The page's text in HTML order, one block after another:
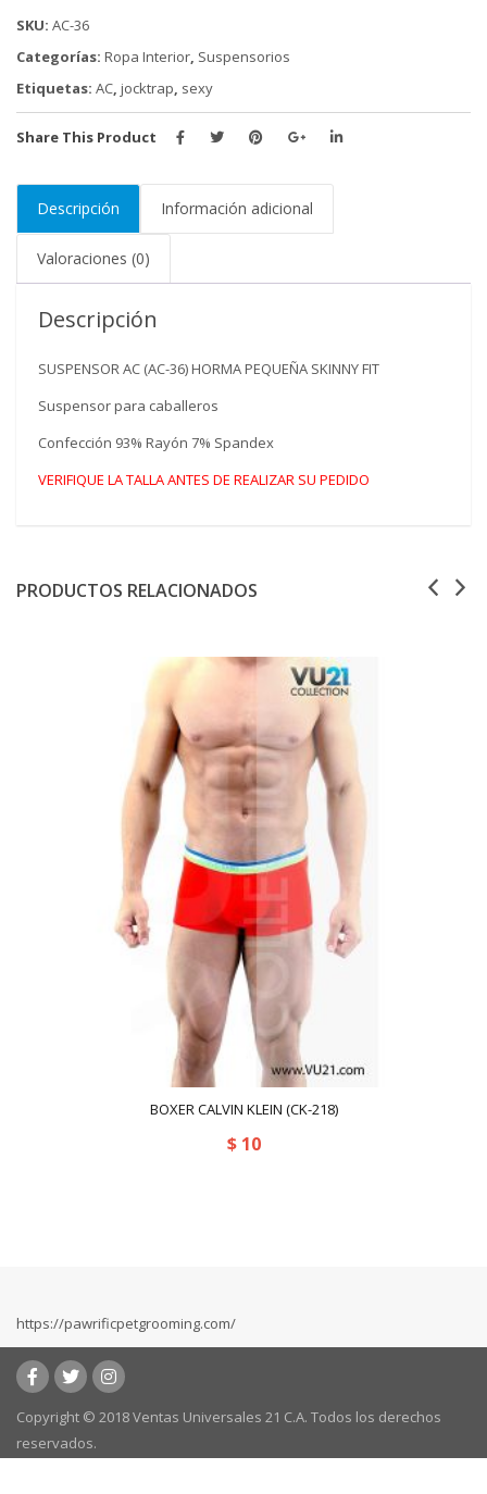
SKU: AC-36
Categorías: Ropa Interior, Suspensorios
Etiquetas: AC, jocktrap, sexy
Share This Product
Descripción Información adicional
Valoraciones (0)
Descripción
SUSPENSOR AC (AC-36) HORMA PEQUEÑA SKINNY FIT
Suspensor para caballeros
Confección 93% Rayón 7% Spandex
VERIFIQUE LA TALLA ANTES DE REALIZAR SU PEDIDO
PRODUCTOS RELACIONADOS
BOXER CALVIN KLEIN (CK-218)
$10
https://pawrificpetgrooming.com/
Copyright © 2018 Ventas Universales 21 C.A. Todos los derechos
reservados.